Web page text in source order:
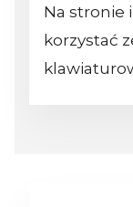
Na stronie
korzystać